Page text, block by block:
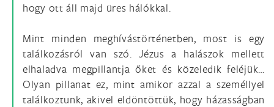
hogy ott áll majd üres hálókkal.
Mint minden meghívástörténetben, most is egy
találkozásról van szó. Jézus a halászok mellett
elhaladva megpillantja őket és közeledik feléjük…
Olyan pillanat ez, mint amikor azzal a személlyel
találkoztunk, akivel eldöntöttük, hogy házasságban